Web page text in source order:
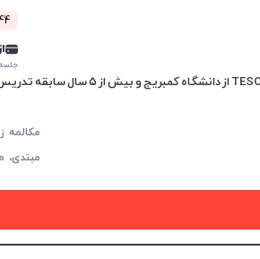
1444
از
جلسه ۱
مبتدی،